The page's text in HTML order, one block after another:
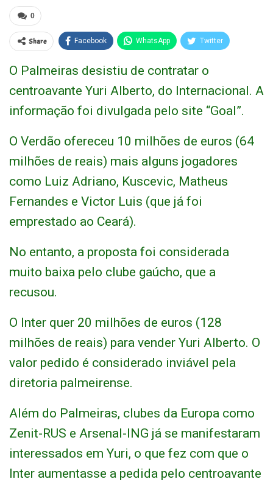
0
Share Facebook WhatsApp Twitter
O Palmeiras desistiu de contratar o
centroavante Yuri Alberto, do Internacional. A
informação foi divulgada pelo site “Goal”.
O Verdão ofereceu 10 milhões de euros (64
milhões de reais) mais alguns jogadores
como Luiz Adriano, Kuscevic, Matheus
Fernandes e Victor Luis (que já foi
emprestado ao Ceará).
No entanto, a proposta foi considerada
muito baixa pelo clube gaúcho, que a
recusou.
O Inter quer 20 milhões de euros (128
milhões de reais) para vender Yuri Alberto. O
valor pedido é considerado inviável pela
diretoria palmeirense.
Além do Palmeiras, clubes da Europa como
Zenit-RUS e Arsenal-ING já se manifestaram
interessados em Yuri, o que fez com que o
Inter aumentasse a pedida pelo centroavante